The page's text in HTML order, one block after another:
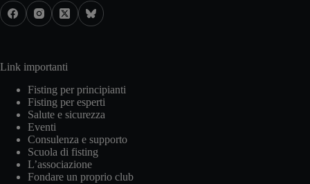
Link importanti
Fisting per principianti
Fisting per esperti
Salute e sicurezza
Eventi
Consulenza e supporto
Scuola di fisting
L’associazione
Fondare un proprio club